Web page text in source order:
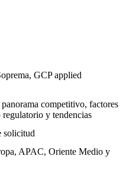
GCP applied
competitivo, factores
y tendencias
solicitud
APAC, Oriente Medio y